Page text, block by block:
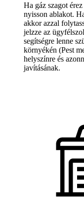
Ha gáz szagot
nyisson ablakot.
akkor azzal
jelzze az
segítségre lenne
környékén (Pest
helyszínre és
javításának.